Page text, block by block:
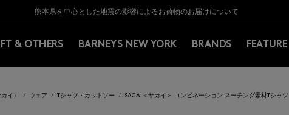
MY BARNEYS＞会員のお客様は11,000円（税込）以上のお買上げで常時送料無料！お買
【夏季休業に伴う返品・交換承り一時停止のお知らせ】（2026.8.5）
熊本県を中心とした地震の影響によるお荷物のお届けについて
【開催中】SUMMER SALEのご案内・ご注意事項
MY BARNEYS＞会員のお客様は11,000円（税込）以上のお買上げで常時送料無料！お買
【夏季休業に伴う返品・交換承り一時停止のお知らせ】（2026.8.5）
& OTHERS BARNEYS NEW YORK BRANDS FEATURE
イ） ウェア Tシャツ・カットソー SACAI＜サカイ＞ コンビネーション スーチング素材Tシャツ